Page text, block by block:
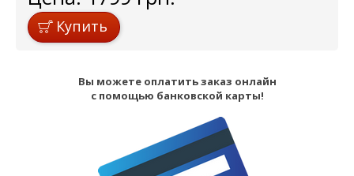
Купить
Вы можете оплатить заказ онлайн
с помощью банковской карты!